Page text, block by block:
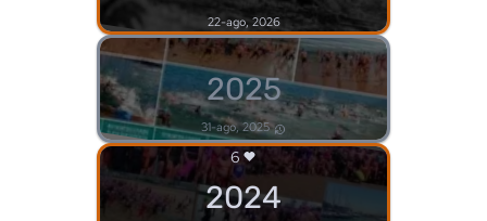
22-ago, 2026
2025
31-ago, 2025
6
2024